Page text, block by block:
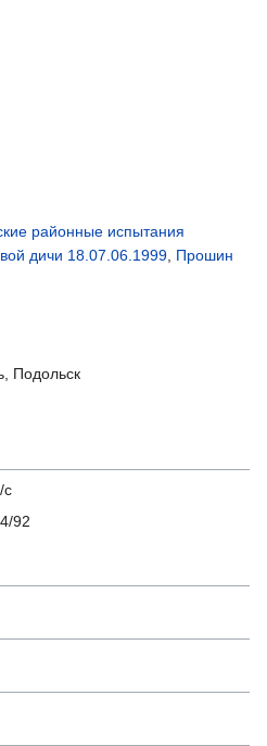
районные испытания
дичи 18.07.06.1999 Прошин
Подольск
92